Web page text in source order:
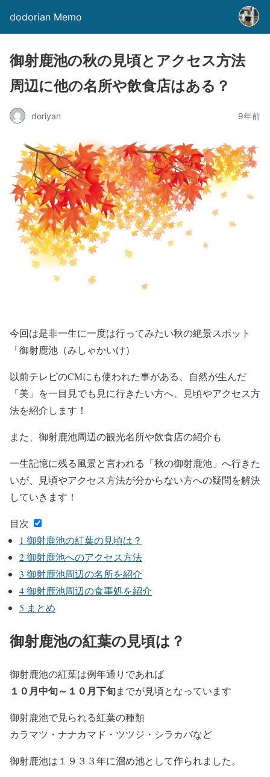
dodorian Memo
御射鹿池の秋の見頃とアクセス方法
周辺に他の名所や飲食店はある？
doriyan 9年前
今回は是非一生に一度は行ってみたい秋の絶景スポット
「御射鹿池（みしゃかいけ）
以前テレビのCMにも使われた事がある、自然が生んだ
「美」を一目見でも見に行きたい方へ、見頃やアクセス方
法を紹介します！
また、御射鹿池周辺の観光名所や飲食店の紹介も
一生記憶に残る風景と言われる「秋の御射鹿池」へ行きた
いが、見頃やアクセス方法が分からない方への疑問を解決
していきます！
目次
1 御射鹿池の紅葉の見頃は？
2御射鹿池へのアクセス方法
3 御射鹿池周辺の名所を紹介
4御射鹿池周辺の食事処を紹介
5 まとめ
御射鹿池の紅葉の見頃は？
御射鹿池の紅葉は例年通りであれば
１０月中旬～１０月下旬までが見頃となっています
御射鹿池で見られる紅葉の種類
カラマツ・ナナカマド・ツツジ・シラカバなど
御射鹿池は１９３３年に溜め池として作られました。